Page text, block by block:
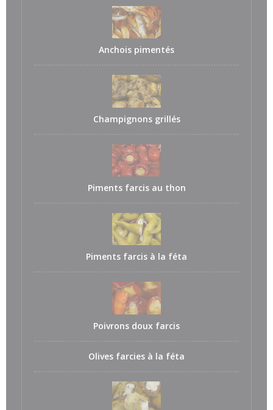
Anchois pimentés
Champignons grillés
Piments farcis au thon
Piments farcis à la féta
Poivrons doux farcis
Olives farcies à la féta